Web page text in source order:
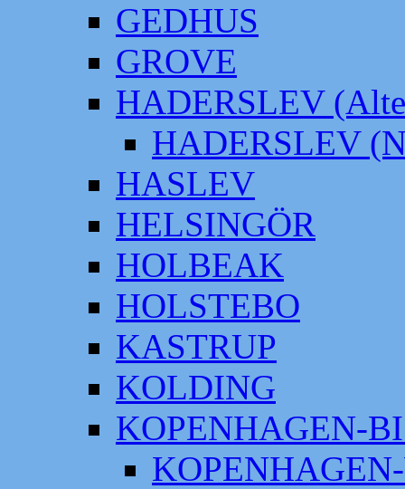
GEDHUS
GROVE
HADERSLEV
HADERSLEV
HASLEV
HELSINGÖR
HOLBEAK
HOLSTEBO
KASTRUP
KOLDING
KOPENHAGEN-